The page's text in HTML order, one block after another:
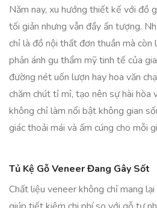
Năm nay, xu hướng thiết kế với đồ
tối giản nhưng vẫn đầy ấn tượng.
chỉ là đồ nội thất đơn thuần mà còn
phản ánh gu thẩm mỹ tinh tế của
đường nét uốn lượn hay hoa văn
chăm chút tỉ mỉ, tạo nên sự hài hòa
không chỉ làm nổi bật không gian
giác thoải mái và ấm cúng cho mỗi
Tủ Kệ Gỗ Veneer Đang Gây Sốt
Chất liệu veneer không chỉ mang